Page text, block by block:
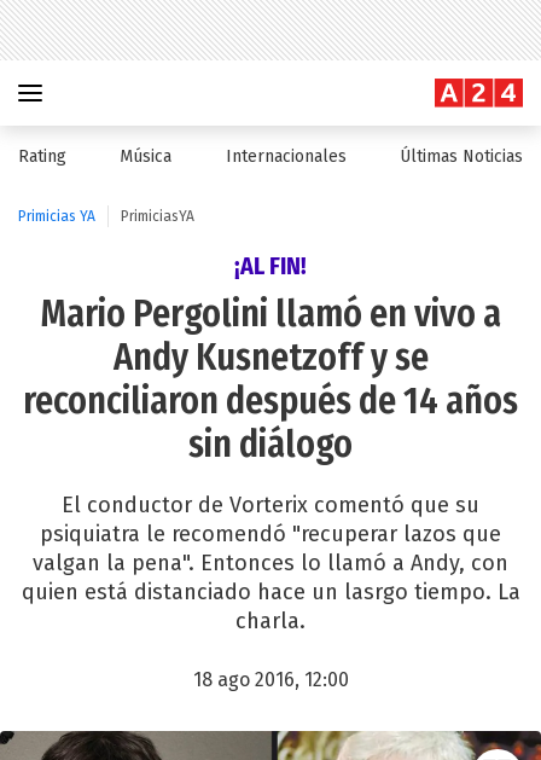
Rating Música Internacionales Últimas Noticias
Primicias YA PrimiciasYA
¡AL FIN!
Mario Pergolini llamó en vivo a
Andy Kusnetzoff y se
reconciliaron después de 14 años
sin diálogo
El conductor de Vorterix comentó que su
psiquiatra le recomendó "recuperar lazos que
valgan la pena". Entonces lo llamó a Andy, con
quien está distanciado hace un lasrgo tiempo. La
charla.
18 ago 2016, 12:00